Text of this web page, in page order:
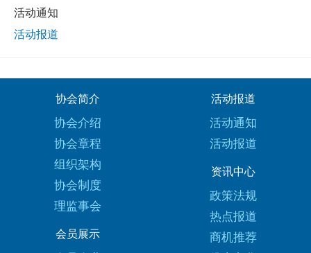
活动通知
活动报道
协会简介
协会介绍
协会章程
组织架构
协会制度
理监事会
活动报道
活动通知
活动报道
资讯中心
政策法规
热点报道
商机推荐
会员展示